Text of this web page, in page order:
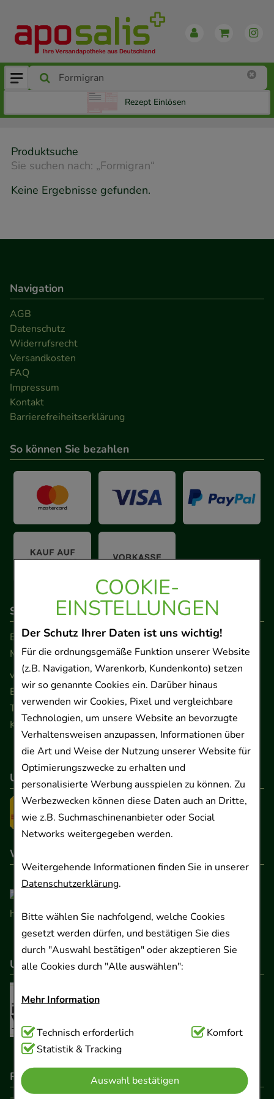
COOKIE-
EINSTELLUNGEN
Der Schutz Ihrer Daten ist uns wichtig!
Für die ordnungsgemäße Funktion unserer Website
(z.B. Navigation, Warenkorb, Kundenkonto) setzen
wir so genannte Cookies ein. Darüber hinaus
verwenden wir Cookies, Pixel und vergleichbare
Technologien, um unsere Website an bevorzugte
Verhaltensweisen anzupassen, Informationen über
die Art und Weise der Nutzung unserer Website für
Optimierungszwecke zu erhalten und
personalisierte Werbung ausspielen zu können. Zu
Werbezwecken können diese Daten auch an Dritte,
wie z.B. Suchmaschinenanbieter oder Social
Networks weitergegeben werden.
Weitergehende Informationen finden Sie in unserer
Datenschutzerklärung.
Bitte wählen Sie nachfolgend, welche Cookies
gesetzt werden dürfen, und bestätigen Sie dies
durch "Auswahl bestätigen" oder akzeptieren Sie
alle Cookies durch "Alle auswählen":
Mehr Information
Technisch Notwendig:Hierbei handelt es sich um
Cookies, die für die Grundfunktionen unserer
Website notwendig sind (z.B. Navigation,
Warenkorb, Kundenkonto), weshalb auf diese nicht
Technisch erforderlich
Komfort
Statistik & Tracking
Auswahl bestätigen
Rezept Einlösen
Produktsuche
Sie suchen nach: „Formigran“
Keine Ergebnisse gefunden.
Navigation
AGB
Datenschutz
Widerrufsrecht
Versandkosten
FAQ
Impressum
Kontakt
Barrierefreiheitserklärung
So können Sie bezahlen
So erreichen Sie uns
Beratung und Kundenservice:
Montag - Freitag von 9.00 bis 17.00 Uhr
www.ApoSalis.de· E-Mail:info@ApoSalis.de
Ernst-August-Platz 2 · 30159 Hannover
Telefon 0511 89 71 80 0 · Fax 0511 89 71 80 11
Kontaktformular
Unser Versanddienstleister
Wir sind hier gelistet
Unser Netzwerk
Rechtliche Pflichtangaben